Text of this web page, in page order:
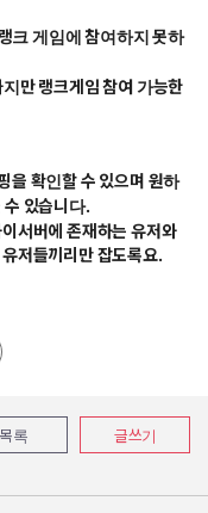
크 게임에 참여하지 못하
만 랭크게임 참여 가능한
을 확인할 수 있으며 원하
수 있습니다.
서버에 존재하는 유저와
저들끼리만 잡도록요.
목록 글쓰기